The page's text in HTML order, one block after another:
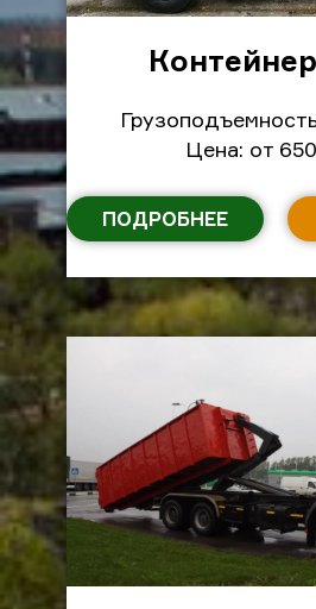
Цена: от
ПОДРОБНЕЕ